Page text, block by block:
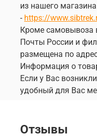
из нашего
- https://
Кроме самовывоза
Почты России и
размещена по
Информация о
Если у Вас
удобный для Вас
Отзывы